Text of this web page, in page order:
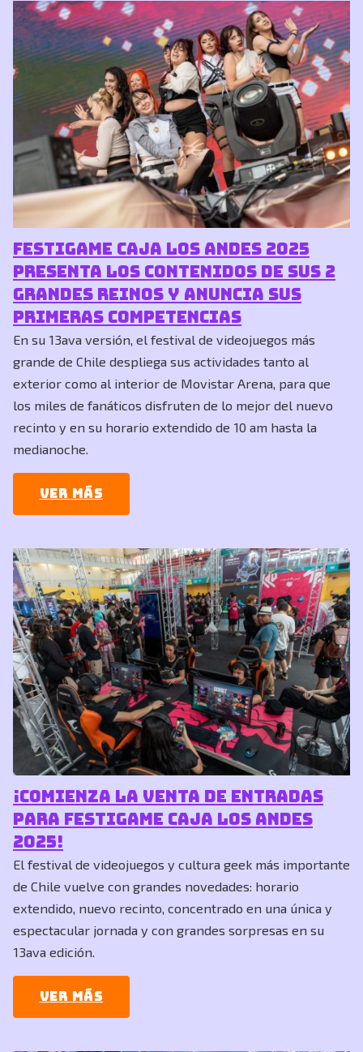
Festigame Caja Los Andes 2025
presenta los contenidos de sus 2
grandes Reinos y anuncia sus
primeras competencias
En su 13ava versión, el festival de videojuegos más
grande de Chile despliega sus actividades tanto al
exterior como al interior de Movistar Arena, para que
los miles de fanáticos disfruten de lo mejor del nuevo
recinto y en su horario extendido de 10 am hasta la
medianoche.
Ver más
¡COMIENZA LA VENTA DE ENTRADAS
PARA FESTIGAME CAJA LOS ANDES
2025!
El festival de videojuegos y cultura geek más importante
de Chile vuelve con grandes novedades: horario
extendido, nuevo recinto, concentrado en una única y
espectacular jornada y con grandes sorpresas en su
13ava edición.
Ver más